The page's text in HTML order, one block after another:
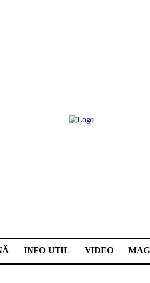
INFO UTIL VIDEO